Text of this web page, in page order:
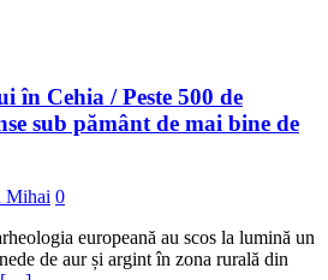
în Cehia / Peste 500 de
sub pământ de mai bine de
Mihai 0
europeană au scos la lumină un
de aur și argint în zona rurală din